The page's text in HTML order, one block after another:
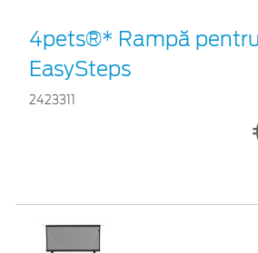
4pets®* Rampă
EasySteps
2423311